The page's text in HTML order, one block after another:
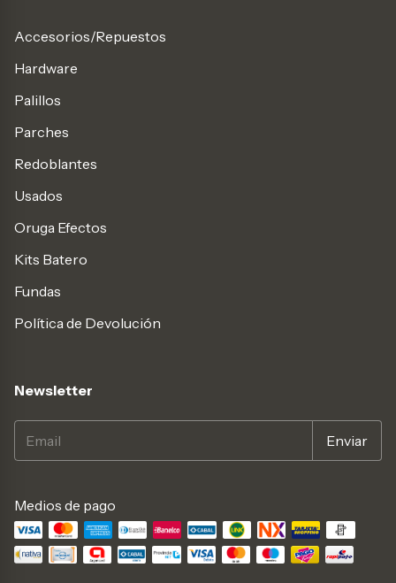
Accesorios/Repuestos
Hardware
Palillos
Parches
Redoblantes
Usados
Oruga Efectos
Kits Batero
Fundas
Política de Devolución
Newsletter
Medios de pago